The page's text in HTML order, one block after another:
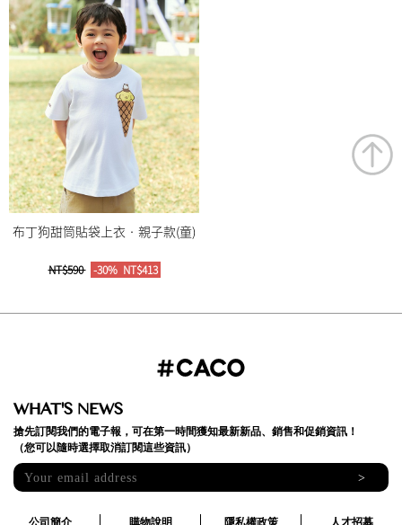
布丁狗甜筒貼袋上衣‧親子款(童)
NT$590 -30% NT$413
WHAT'S NEWS
搶先訂閱我們的電子報，可在第一時間獲知最新新品、銷售和促銷資訊！
（您可以隨時選擇取消訂閱這些資訊）
>
公司簡介 購物說明 隱私權政策 人才招募